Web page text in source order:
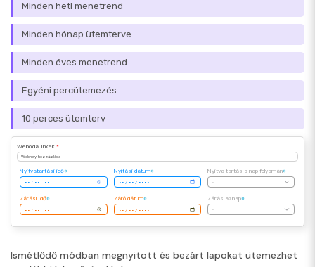
Minden heti menetrend
Minden hónap ütemterve
Minden éves menetrend
Egyéni percütemezés
10 perces ütemterv
Weboldal linkek *
Webhely hozzáadása
Nyitvatartási idő Nyitási dátum Nyitva tartás a nap folyamán
-
Zárási idő Záró dátum Zárás aznap
-
Ismétlődő módban megnyitott és bezárt lapokat ütemezhet